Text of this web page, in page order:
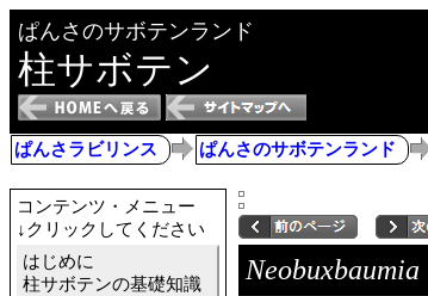
ぱんさのサボテンランド
柱サボテン
ぱんさラビリンス ぱんさのサボテンランド
コンテンツ・メニュー
↓クリックしてください
はじめに
柱サボテンの基礎知識
Neobuxbaumia